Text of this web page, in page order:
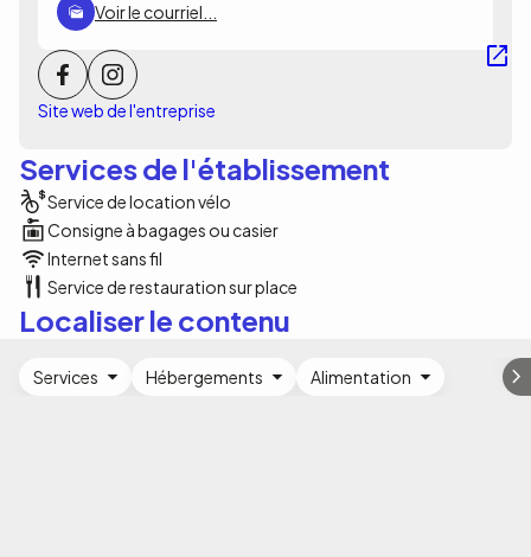
Voir le courriel...
Site web de l'entreprise
Services de l'établissement
Service de location vélo
Consigne à bagages ou casier
Internet sans fil
Service de restauration sur place
Localiser le contenu
Services Hébergements Alimentation